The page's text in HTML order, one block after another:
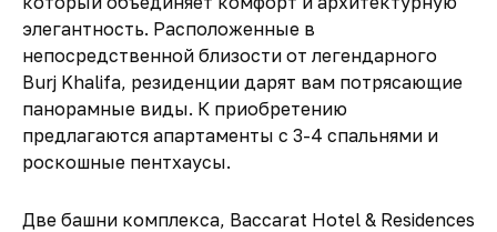
элегантность. Расположенные в
непосредственной близости от легендарного
Burj Khalifa, резиденции дарят вам потрясающие
панорамные виды. К приобретению
предлагаются апартаменты с 3-4 спальнями и
роскошные пентхаусы.
Две башни комплекса, Baccarat Hotel & Residences